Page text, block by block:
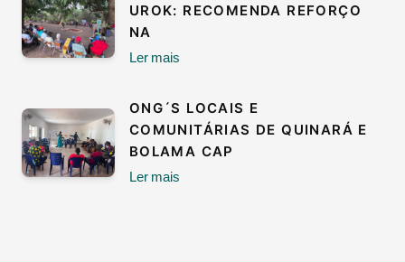
UROK: RECOMENDA REFORÇO
NA
Ler mais
ONG´S LOCAIS E
COMUNITÁRIAS DE QUINARÁ E
BOLAMA CAP
Ler mais